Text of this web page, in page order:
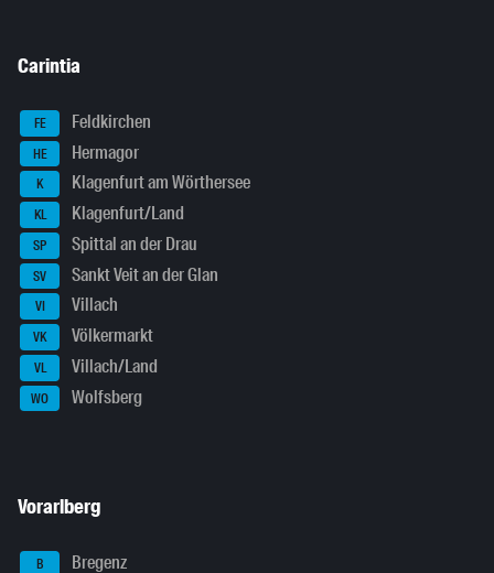
Carintia
FE Feldkirchen
HE Hermagor
K Klagenfurt am Wörthersee
KL Klagenfurt/Land
SP Spittal an der Drau
SV Sankt Veit an der Glan
VI Villach
VK Völkermarkt
VL Villach/Land
WO Wolfsberg
Vorarlberg
B Bregenz